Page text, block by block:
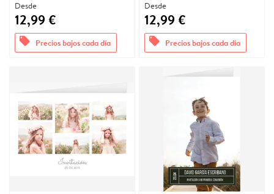
Desde
12,99 €
offers Precios bajos cada día
Desde
12,99 €
offers Precios bajos cada día